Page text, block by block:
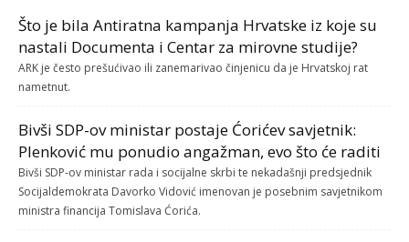
Što je bila Antiratna kampanja Hrvatske iz koje su
nastali Documenta i Centar za mirovne studije?
ARK je često prešućivao ili zanemarivao činjenicu da je Hrvatskoj rat
nametnut.
Bivši SDP-ov ministar postaje Ćorićev savjetnik:
Plenković mu ponudio angažman, evo što će raditi
Bivši SDP-ov ministar rada i socijalne skrbi te nekadašnji predsjednik
Socijaldemokrata Davorko Vidović imenovan je posebnim savjetnikom
ministra financija Tomislava Ćorića.